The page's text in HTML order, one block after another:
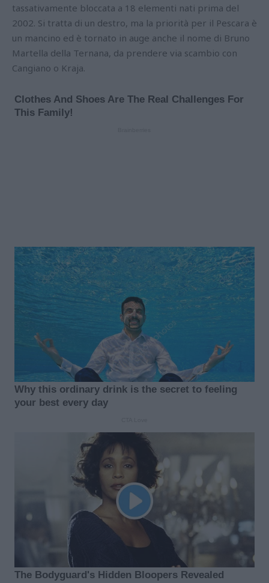
tassativamente bloccata a 18 elementi nati prima del
2002. Si tratta di un destro, ma la priorità per il Pescara è
un mancino ed è tornato in auge anche il nome di Bruno
Martella della Ternana, da prendere via scambio con
Cangiano o Kraja.